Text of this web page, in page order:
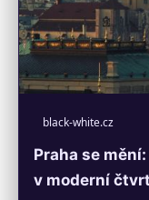
black-white.cz
Praha se
v moderní